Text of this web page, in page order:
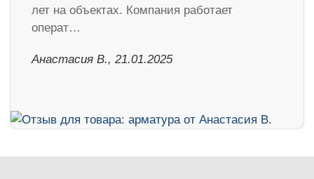
лет на объектах. Компания работает
операт…
Анастасия В., 21.01.2025